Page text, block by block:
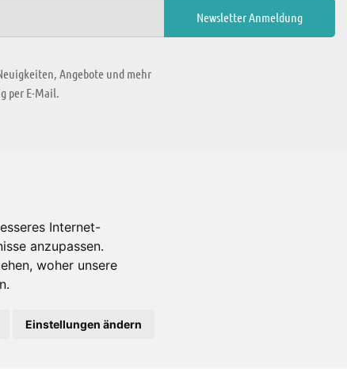
Internet-
anzupassen.
woher unsere
Einstellungen ändern
Angebote und mehr
per E-Mail.
Es gibt uns auch in